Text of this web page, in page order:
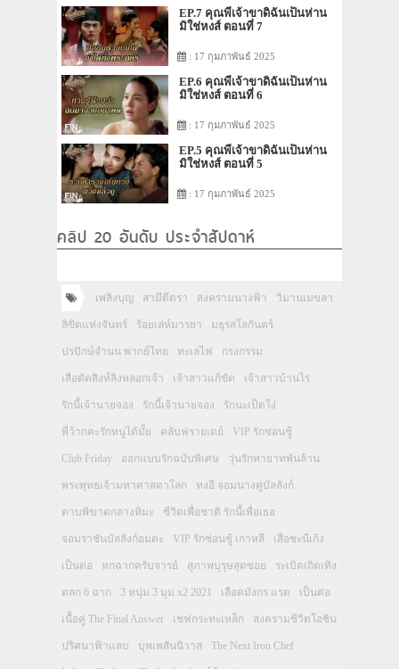
EP.7 คุณพี่เจ้าขาดิฉันเป็นห่าน
มิใช่หงส์ ตอนที่ 7
: 17 กุมภาพันธ์ 2025
EP.6 คุณพี่เจ้าขาดิฉันเป็นห่าน
มิใช่หงส์ ตอนที่ 6
: 17 กุมภาพันธ์ 2025
EP.5 คุณพี่เจ้าขาดิฉันเป็นห่าน
มิใช่หงส์ ตอนที่ 5
: 17 กุมภาพันธ์ 2025
คลิป 20 อันดับ ประจำสัปดาห์
เพลิงบุญ สามีตีตรา สงครามนางฟ้า วิมานเมขลา
ลิขิตแห่งจันทร์ ร้อยเล่ห์มารยา มธุรสโลกันตร์
ปรปักษ์จำนน พากย์ไทย ทะเลไฟ กรงกรรม
เสือตัดสิงห์ลิงหลอกเจ้า เจ้าสาวแก้ขัด เจ้าสาวบ้านไร่
รักนี้เจ้านายจอง รักนี้เจ้านายจอง รักนะเป็ดโง่
พี่ว้ากคะรักหนูได้มั้ย คลับฟรายเดย์ VIP รักซ่อนชู้
Club Friday ออกแบบรักฉบับพิเศษ วุ่นรักทายาทพันล้าน
พระพุทธเจ้ามหาศาสดาโลก ทงอี จอมนางคู่บัลลังก์
ดาบพิฆาตกลางหิมะ ชีวิตเพื่อชาติ รักนี้เพื่อเธอ
จอมราชันบัลลังก์อมตะ VIP รักซ่อนชู้ เกาหลี เสือชะนีเก้ง
เป็นต่อ หกฉากครับจารย์ สุภาพบุรุษสุดซอย ระเบิดเถิดเทิง
ตลก 6 ฉาก 3 หนุ่ม 3 มุม x2 2021 เลือดมังกร แรด เป็นต่อ
เนื้อคู่ The Final Answer เชฟกระทะเหล็ก สงครามชีวิตโอชิน
ปริศนาฟ้าแลบ บุพเพสันนิวาส The Next Iron Chef